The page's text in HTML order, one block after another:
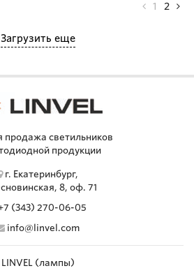
1 2
Загрузить еще
продажа светильников
продукции
г. Екатеринбург,
8, оф. 71
(343) 270-06-05
info@linvel.com
LINVEL (лампы)